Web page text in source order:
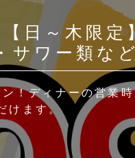
日～木限定
サワー類な
！ディナーの営業
けます。